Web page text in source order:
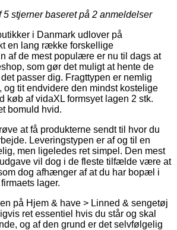
5 stjerner baseret på 2 anmeldelser
i Danmark udlover på
en lang række forskellige
af de mest populære er nu til dags at
som gør det muligt at hente de
passer dig. Fragttypen er nemlig
og tit endvidere den mindst kostelige
køb af vidaXL formsyet lagen 2 stk.
bomuld hvid.
at få produkterne sendt til hvor du
Leveringstypen er af og til en
men ligeledes ret simpel. Den mest
vil dog i de fleste tilfælde være at
dog afhænger af at du har bopæl i
lager.
på Hjem & have > Linned & sengetøj
ret essentiel hvis du står og skal
og af den grund er det selvfølgelig